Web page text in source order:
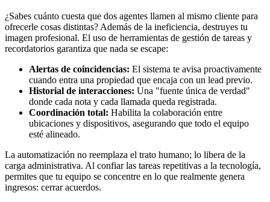
¿Sabes cuánto cuesta que dos agentes llamen al mismo cliente para
ofrecerle cosas distintas? Además de la ineficiencia, destruyes tu
imagen profesional. El uso de herramientas de gestión de tareas y
recordatorios garantiza que nada se escape:
Alertas de coincidencias: El sistema te avisa proactivamente
cuando entra una propiedad que encaja con un lead previo.
Historial de interacciones: Una "fuente única de verdad"
donde cada nota y cada llamada queda registrada.
Coordinación total: Habilita la colaboración entre
ubicaciones y dispositivos, asegurando que todo el equipo
esté alineado.
La automatización no reemplaza el trato humano; lo libera de la
carga administrativa. Al confiar las tareas repetitivas a la tecnología,
permites que tu equipo se concentre en lo que realmente genera
ingresos: cerrar acuerdos.